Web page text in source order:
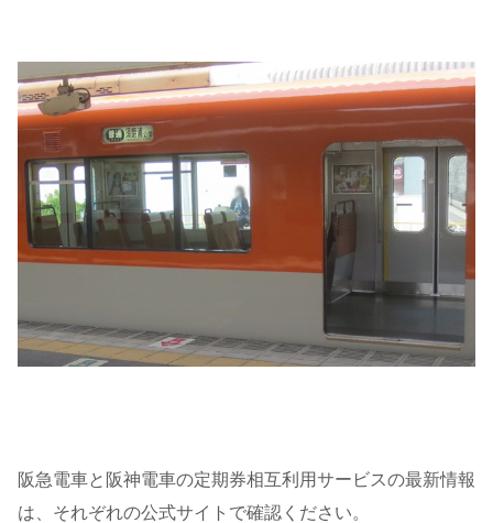
阪急電車と阪神電車の定期券相互利用サービスの最新情報
は、それぞれの公式サイトで確認ください。